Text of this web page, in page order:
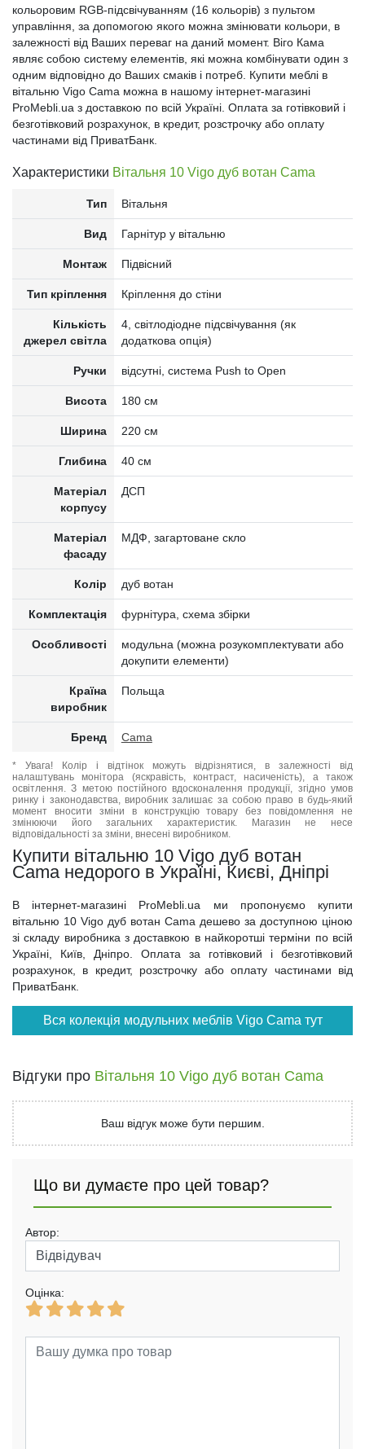
кольоровим RGB-підсвічуванням (16 кольорів) з пультом
управління, за допомогою якого можна змінювати кольори, в
залежності від Ваших переваг на даний момент. Віго Кама
являє собою систему елементів, які можна комбінувати один з
одним відповідно до Ваших смаків і потреб. Купити меблі в
вітальню Vigo Cama можна в нашому інтернет-магазині
ProMebli.ua з доставкою по всій Україні. Оплата за готівковий і
безготівковий розрахунок, в кредит, розстрочку або оплату
частинами від ПриватБанк.
Характеристики Вітальня 10 Vigo дуб вотан Cama
Тип Вітальня
Вид Гарнітур у вітальню
Монтаж Підвісний
Тип кріплення Кріплення до стіни
Кількість
джерел світла
4, світлодіодне підсвічування (як
додаткова опція)
Ручки відсутні, система Push to Open
Висота 180 см
Ширина 220 см
Глибина 40 см
Матеріал
корпусу
ДСП
Матеріал
фасаду
МДФ, загартоване скло
Колір дуб вотан
Комплектація фурнітура, схема збірки
Особливості
модульна (можна розукомплектувати або
докупити елементи)
Країна
виробник
Польща
Бренд Cama
* Увага! Колір і відтінок можуть відрізнятися, в залежності від
налаштувань монітора (яскравість, контраст, насиченість), а також
освітлення. З метою постійного вдосконалення продукції, згідно умов
ринку і законодавства, виробник залишає за собою право в будь-який
момент вносити зміни в конструкцію товару без повідомлення не
змінюючи його загальних характеристик. Магазин не несе
відповідальності за зміни, внесені виробником.
Купити вітальню 10 Vigo дуб вотан
Cama недорого в Україні, Києві, Дніпрі
В інтернет-магазині ProMebli.ua ми пропонуємо купити
вітальню 10 Vigo дуб вотан Cama дешево за доступною ціною
зі складу виробника з доставкою в найкоротші терміни по всій
Україні, Київ, Дніпро. Оплата за готівковий і безготівковий
розрахунок, в кредит, розстрочку або оплату частинами від
ПриватБанк.
Вся колекція модульних меблів Vigo Cama тут
Відгуки про Вітальня 10 Vigo дуб вотан Cama
Ваш відгук може бути першим.
Що ви думаєте про цей товар?
Автор:
Оцінка: